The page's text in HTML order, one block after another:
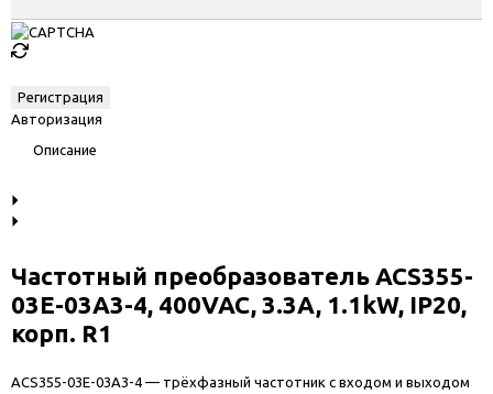
Авторизация
Описание
Частотный преобразователь ACS355-
03E-03A3-4, 400VAC, 3.3A, 1.1kW, IP20,
корп. R1
ACS355-03E-03A3-4 — трёхфазный частотник с входом и выходом